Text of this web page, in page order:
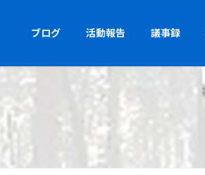
ブログ 活動報告 議事録